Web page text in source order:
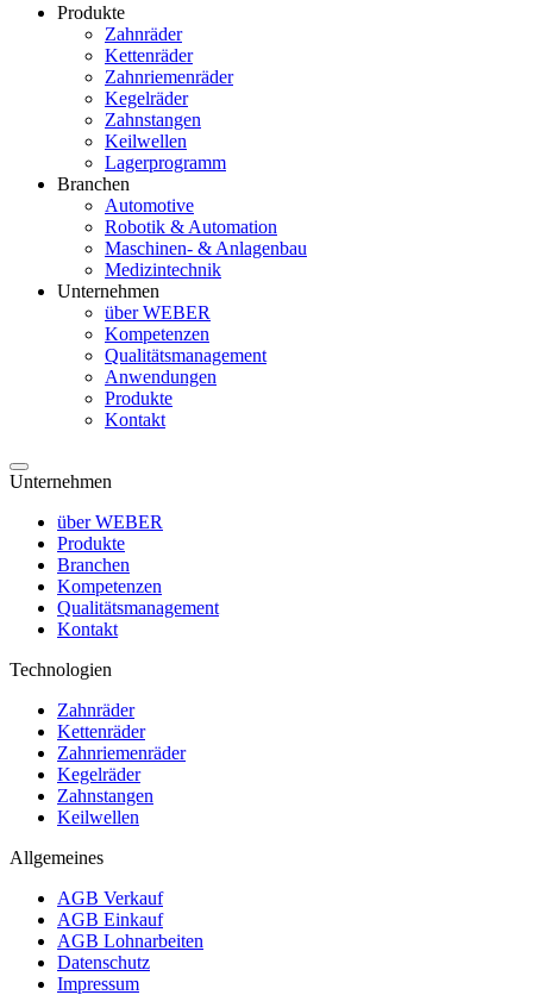
Produkte
Zahnräder
Kettenräder
Zahnriemenräder
Kegelräder
Zahnstangen
Keilwellen
Lagerprogramm
Branchen
Automotive
Robotik & Automation
Maschinen- & Anlagenbau
Medizintechnik
Unternehmen
über WEBER
Kompetenzen
Qualitätsmanagement
Anwendungen
Produkte
Kontakt
Unternehmen
über WEBER
Produkte
Branchen
Kompetenzen
Qualitätsmanagement
Kontakt
Technologien
Zahnräder
Kettenräder
Zahnriemenräder
Kegelräder
Zahnstangen
Keilwellen
Allgemeines
AGB Verkauf
AGB Einkauf
AGB Lohnarbeiten
Datenschutz
Impressum